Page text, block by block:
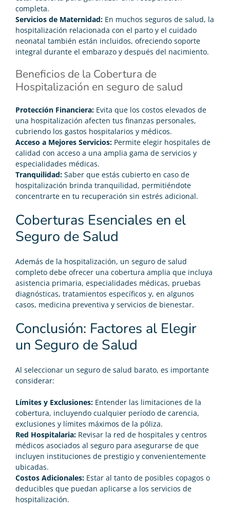
completa.
Servicios de Maternidad: En muchos seguros de salud, la
hospitalización relacionada con el parto y el cuidado
neonatal también están incluidos, ofreciendo soporte
integral durante el embarazo y después del nacimiento.
Beneficios de la Cobertura de
Hospitalización en seguro de salud
Protección Financiera: Evita que los costos elevados de
una hospitalización afecten tus finanzas personales,
cubriendo los gastos hospitalarios y médicos.
Acceso a Mejores Servicios: Permite elegir hospitales de
calidad con acceso a una amplia gama de servicios y
especialidades médicas.
Tranquilidad: Saber que estás cubierto en caso de
hospitalización brinda tranquilidad, permitiéndote
concentrarte en tu recuperación sin estrés adicional.
Coberturas Esenciales en el
Seguro de Salud
Además de la hospitalización, un seguro de salud
completo debe ofrecer una cobertura amplia que incluya
asistencia primaria, especialidades médicas, pruebas
diagnósticas, tratamientos específicos y, en algunos
casos, medicina preventiva y servicios de bienestar.
Conclusión: Factores al Elegir
un Seguro de Salud
Al seleccionar un seguro de salud barato, es importante
considerar:
Límites y Exclusiones: Entender las limitaciones de la
cobertura, incluyendo cualquier período de carencia,
exclusiones y límites máximos de la póliza.
Red Hospitalaria: Revisar la red de hospitales y centros
médicos asociados al seguro para asegurarse de que
incluyen instituciones de prestigio y convenientemente
ubicadas.
Costos Adicionales: Estar al tanto de posibles copagos o
deducibles que puedan aplicarse a los servicios de
hospitalización.